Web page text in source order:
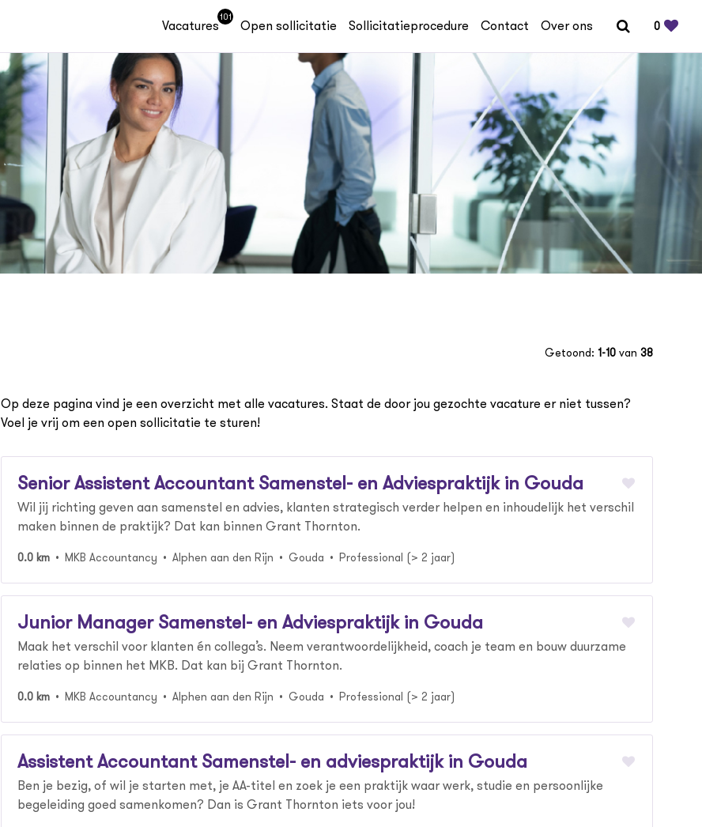
0
Vacatures101 Open sollicitatie Sollicitatieprocedure Contact Over ons
Getoond: 1-10 van 38
Op deze pagina vind je een overzicht met alle vacatures. Staat de door jou gezochte vacature er niet tussen?
Voel je vrij om een open sollicitatie te sturen!
Senior Assistent Accountant Samenstel- en Adviespraktijk in Gouda
Wil jij richting geven aan samenstel en advies, klanten strategisch verder helpen en inhoudelijk het verschil
maken binnen de praktijk? Dat kan binnen Grant Thornton.
0.0 km MKB Accountancy Alphen aan den Rijn Gouda Professional (> 2 jaar)
Junior Manager Samenstel- en Adviespraktijk in Gouda
Maak het verschil voor klanten én collega’s. Neem verantwoordelijkheid, coach je team en bouw duurzame
relaties op binnen het MKB. Dat kan bij Grant Thornton.
0.0 km MKB Accountancy Alphen aan den Rijn Gouda Professional (> 2 jaar)
Assistent Accountant Samenstel- en adviespraktijk in Gouda
Ben je bezig, of wil je starten met, je AA-titel en zoek je een praktijk waar werk, studie en persoonlijke
begeleiding goed samenkomen? Dan is Grant Thornton iets voor jou!